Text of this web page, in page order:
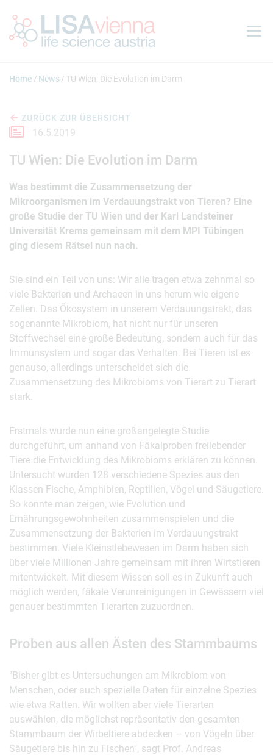
Home News TU Wien: Die Evolution im Darm
ZURÜCK ZUR ÜBERSICHT
16.5.2019
TU Wien: Die Evolution im Darm
Was bestimmt die Zusammensetzung der
Mikroorganismen im Verdauungstrakt von Tieren? Eine
große Studie der TU Wien und der Karl Landsteiner
Universität Krems gemeinsam mit dem MPI Tübingen
ging diesem Rätsel nun nach.
Sie sind ein Teil von uns: Wir alle tragen etwa zehnmal so
viele Bakterien und Archaeen in uns herum wie eigene
Zellen. Das Ökosystem in unserem Verdauungstrakt, das
sogenannte Mikrobiom, hat nicht nur für unseren
Stoffwechsel eine große Bedeutung, sondern auch für das
Immunsystem und sogar das Verhalten. Bei Tieren ist es
genauso, allerdings unterscheidet sich die
Zusammensetzung des Mikrobioms von Tierart zu Tierart
stark.
Erstmals wurde nun eine großangelegte Studie
durchgeführt, um anhand von Fäkalproben freilebender
Tiere die Entwicklung des Mikrobioms erklären zu können.
Untersucht wurden 128 verschiedene Spezies aus den
Klassen Fische, Amphibien, Reptilien, Vögel und Säugetiere.
So konnte man zeigen, wie Evolution und
Ernährungsgewohnheiten zusammenspielen und die
Zusammensetzung der Bakterien im Verdauungstrakt
bestimmen. Viele Kleinstlebewesen im Darm haben sich
über viele Millionen Jahre gemeinsam mit ihren Wirtstieren
mitentwickelt. Mit diesem Wissen soll es in Zukunft auch
möglich werden, fäkale Verunreinigungen in Gewässern viel
genauer bestimmten Tierarten zuzuordnen.
Proben aus allen Ästen des Stammbaums
"Bisher gibt es Untersuchungen am Mikrobiom von
Menschen, oder auch spezielle Daten für einzelne Spezies
wie etwa Ratten. Wir wollten aber viele Tierarten
auswählen, die möglichst repräsentativ den gesamten
Stammbaum der Wirbeltiere abdecken – von Vögeln über
Säugetiere bis hin zu Fischen", sagt Prof. Andreas